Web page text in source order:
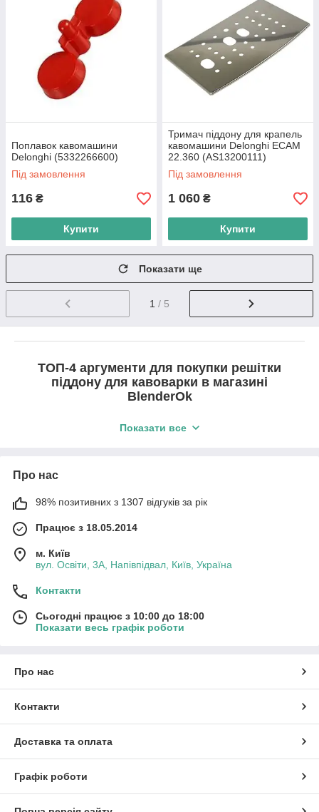
Поплавок кавомашини
Delonghi (5332266600)
Під замовлення
116 ₴
Купити
Тримач піддону для крапель
кавомашини Delonghi ECAM
22.360 (AS13200111)
MAGNIFICA S
Під замовлення
1 060 ₴
Купити
Показати ще
1 / 5
ТОП-4 аргументи для покупки решітки
піддону для кавоварки в магазині
BlenderOk
2.
Запчастини мають різні властивості,
3.
запчастини, буде змінюватись і
4.
Показати все
Про нас
98% позитивних з 1307 відгуків за рік
Працює з 18.05.2014
м. Київ
вул. Освіти, 3А, Напівпідвал, Київ, Україна
Контакти
Сьогодні працює з 10:00 до 18:00
Показати весь графік роботи
Про нас
Контакти
Доставка та оплата
Графік роботи